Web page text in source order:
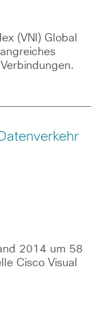
(VNI) Global
2014 um 58
Cisco Visual